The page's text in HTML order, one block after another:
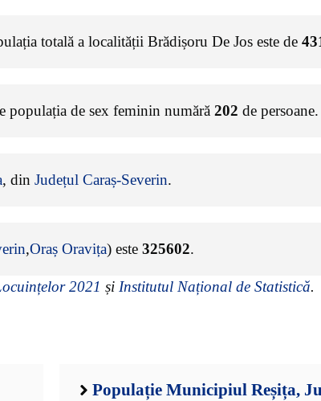
totală a localității Brădișoru De Jos este de
populația de sex feminin numără 202 de persoane.
, din Județul Caraș-Severin.
,Oraș Oravița) este 325602.
2021 și Institutul Național de Statistică.
Populație Municipiul Reșița,